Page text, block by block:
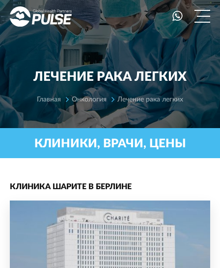
ЛЕЧЕНИЕ РАКА ЛЕГКИХ
Главная Онкология Лечение рака легких
КЛИНИКИ, ВРАЧИ, ЦЕНЫ
КЛИНИКА ШАРИТЕ В БЕРЛИНЕ